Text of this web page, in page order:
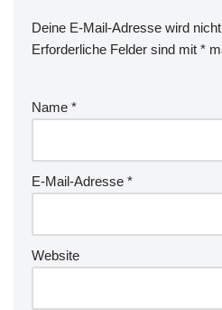
Deine E-Mail-Adresse wird
Erforderliche Felder sind mit *
Name *
E-Mail-Adresse *
Website